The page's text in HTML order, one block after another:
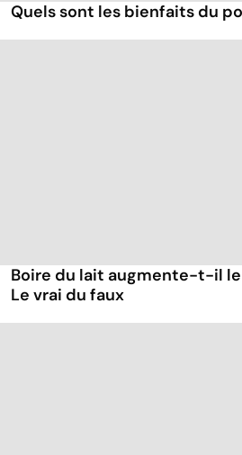
Quels sont les bienfaits du
Boire du lait augmente-t-il
Le vrai du faux